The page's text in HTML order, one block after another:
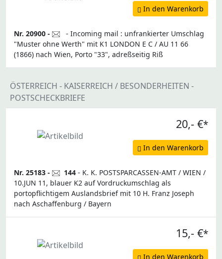
In den Warenkorb
Nr. 20900 -
- Incoming mail : unfrankierter Umschlag
"Muster ohne Werth" mit K1 LONDON E C / AU 11 66
(1866) nach Wien, Porto "33", adreßseitig Riß
ÖSTERREICH - KAISERREICH / BESONDERHEITEN -
POSTSCHECKBRIEFE
20,- €*
In den Warenkorb
Nr. 25183 - 144 - K. K. POSTSPARCASSEN-AMT / WIEN /
10.JUN 11, blauer K2 auf Vordruckumschlag als
portopflichtigem Auslandsbrief mit 10 H. Franz Joseph
nach Aschaffenburg / Bayern
15,- €*
In den Warenkorb